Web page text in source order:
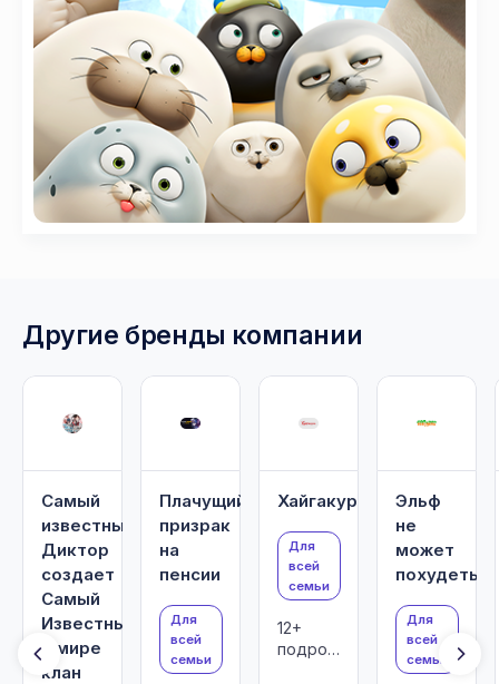
Другие бренды компании
Самый
известный
Диктор
создает
Самый
Известный
в мире
клан
Плачущий
призрак
на
пенсии
Для
всей
семьи
Хайгакура
Для
всей
семьи
12+
подростки
Эльф
не
может
похудеть
Для
всей
семьи